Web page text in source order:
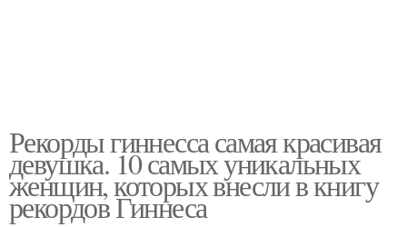
Рекорды гиннесса самая красивая
девушка. 10 самых уникальных
женщин, которых внесли в книгу
рекордов Гиннеса